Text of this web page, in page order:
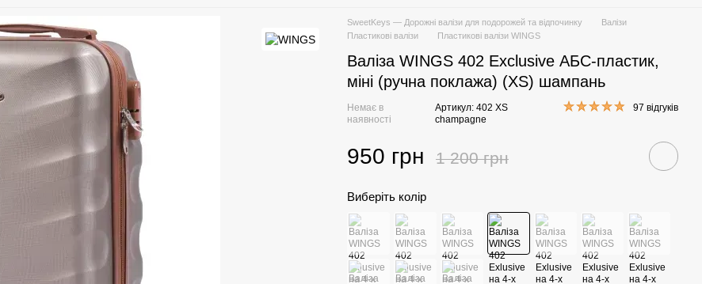
SweetKeys — Дорожні валізи для подорожей та відпочинку
Валізи
Пластикові валізи
Пластикові валізи WINGS
Валіза WINGS 402 Exclusive АБС-пластик,
міні (ручна поклажа) (XS) шампань
Немає в
наявності
Артикул: 402 XS
champagne
97 відгуків
950 грн 1 200 грн
Виберіть колір